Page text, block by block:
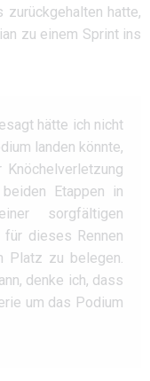
hatte,
zu einem Sprint ins
hätte ich nicht
landen könnte,
Etappen in
sorgfältigen
für dieses Rennen
Platz zu belegen.
denke ich, dass
um das Podium